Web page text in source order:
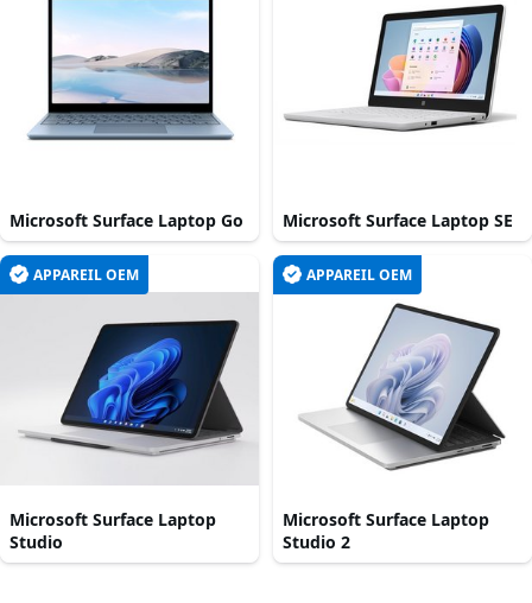
Microsoft Surface Laptop Go Microsoft Surface Laptop SE
APPAREIL OEM
Microsoft Surface Laptop
Studio
APPAREIL OEM
Microsoft Surface Laptop
Studio 2